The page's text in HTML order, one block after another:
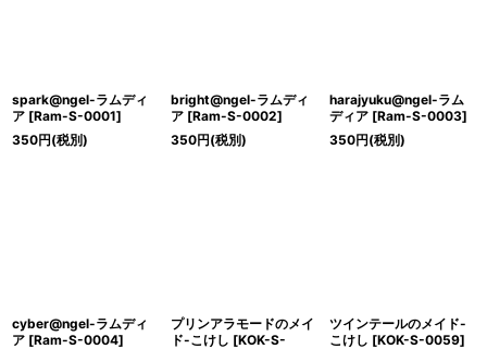
spark@ngel-ラムディ
ア [Ram-S-0001]
350円(税別)
bright@ngel-ラムディ
ア [Ram-S-0002]
350円(税別)
harajyuku@ngel-ラム
ディア [Ram-S-0003]
350円(税別)
cyber@ngel-ラムディ
ア [Ram-S-0004]
プリンアラモードのメイ
ド-こけし [KOK-S-
ツインテールのメイド-
こけし [KOK-S-0059]